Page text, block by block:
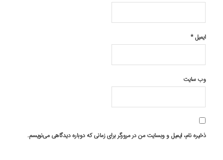
ایمیل*
وب‌ سایت
ذخیره نام، ایمیل و وبسایت من در مرورگر برای زمانی که دوباره دیدگاهی می‌نویسم.